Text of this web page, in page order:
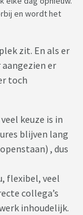
en wordt het
zit. En als er
er
toch
keuze is in
blijven lang
, dus
flexibel, veel
collega’s
inhoudelijk.